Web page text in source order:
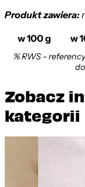
Produkt zawiera:
w 100 g
w
% RWS -
Zobacz
kategorii